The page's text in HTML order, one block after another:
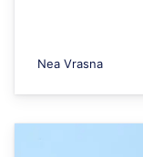
Nea Vrasna